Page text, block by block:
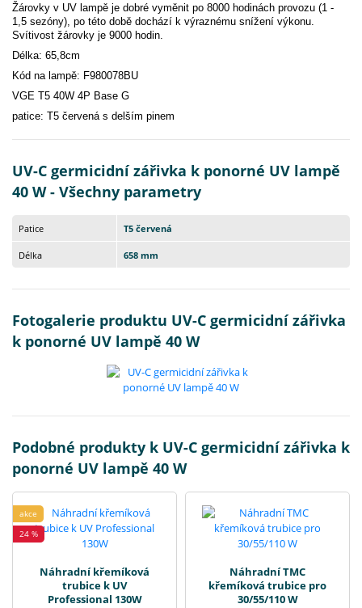
Žárovky v UV lampě je dobré vyměnit po 8000 hodinách provozu (1 -
1,5 sezóny), po této době dochází k výraznému snížení výkonu.
Svítivost žárovky je 9000 hodin.
Délka: 65,8cm
Kód na lampě: F980078BU
VGE T5 40W 4P Base G
patice: T5 červená s delším pinem
UV-C germicidní zářivka k ponorné UV lampě
40 W - Všechny parametry
Patice T5 červená
Délka 658 mm
Fotogalerie produktu UV-C germicidní zářivka
k ponorné UV lampě 40 W
Podobné produkty k UV-C germicidní zářivka k
ponorné UV lampě 40 W
akce
24 %
Náhradní křemíková
trubice k UV
Professional 130W
Náhradní TMC
křemíková trubice pro
30/55/110 W